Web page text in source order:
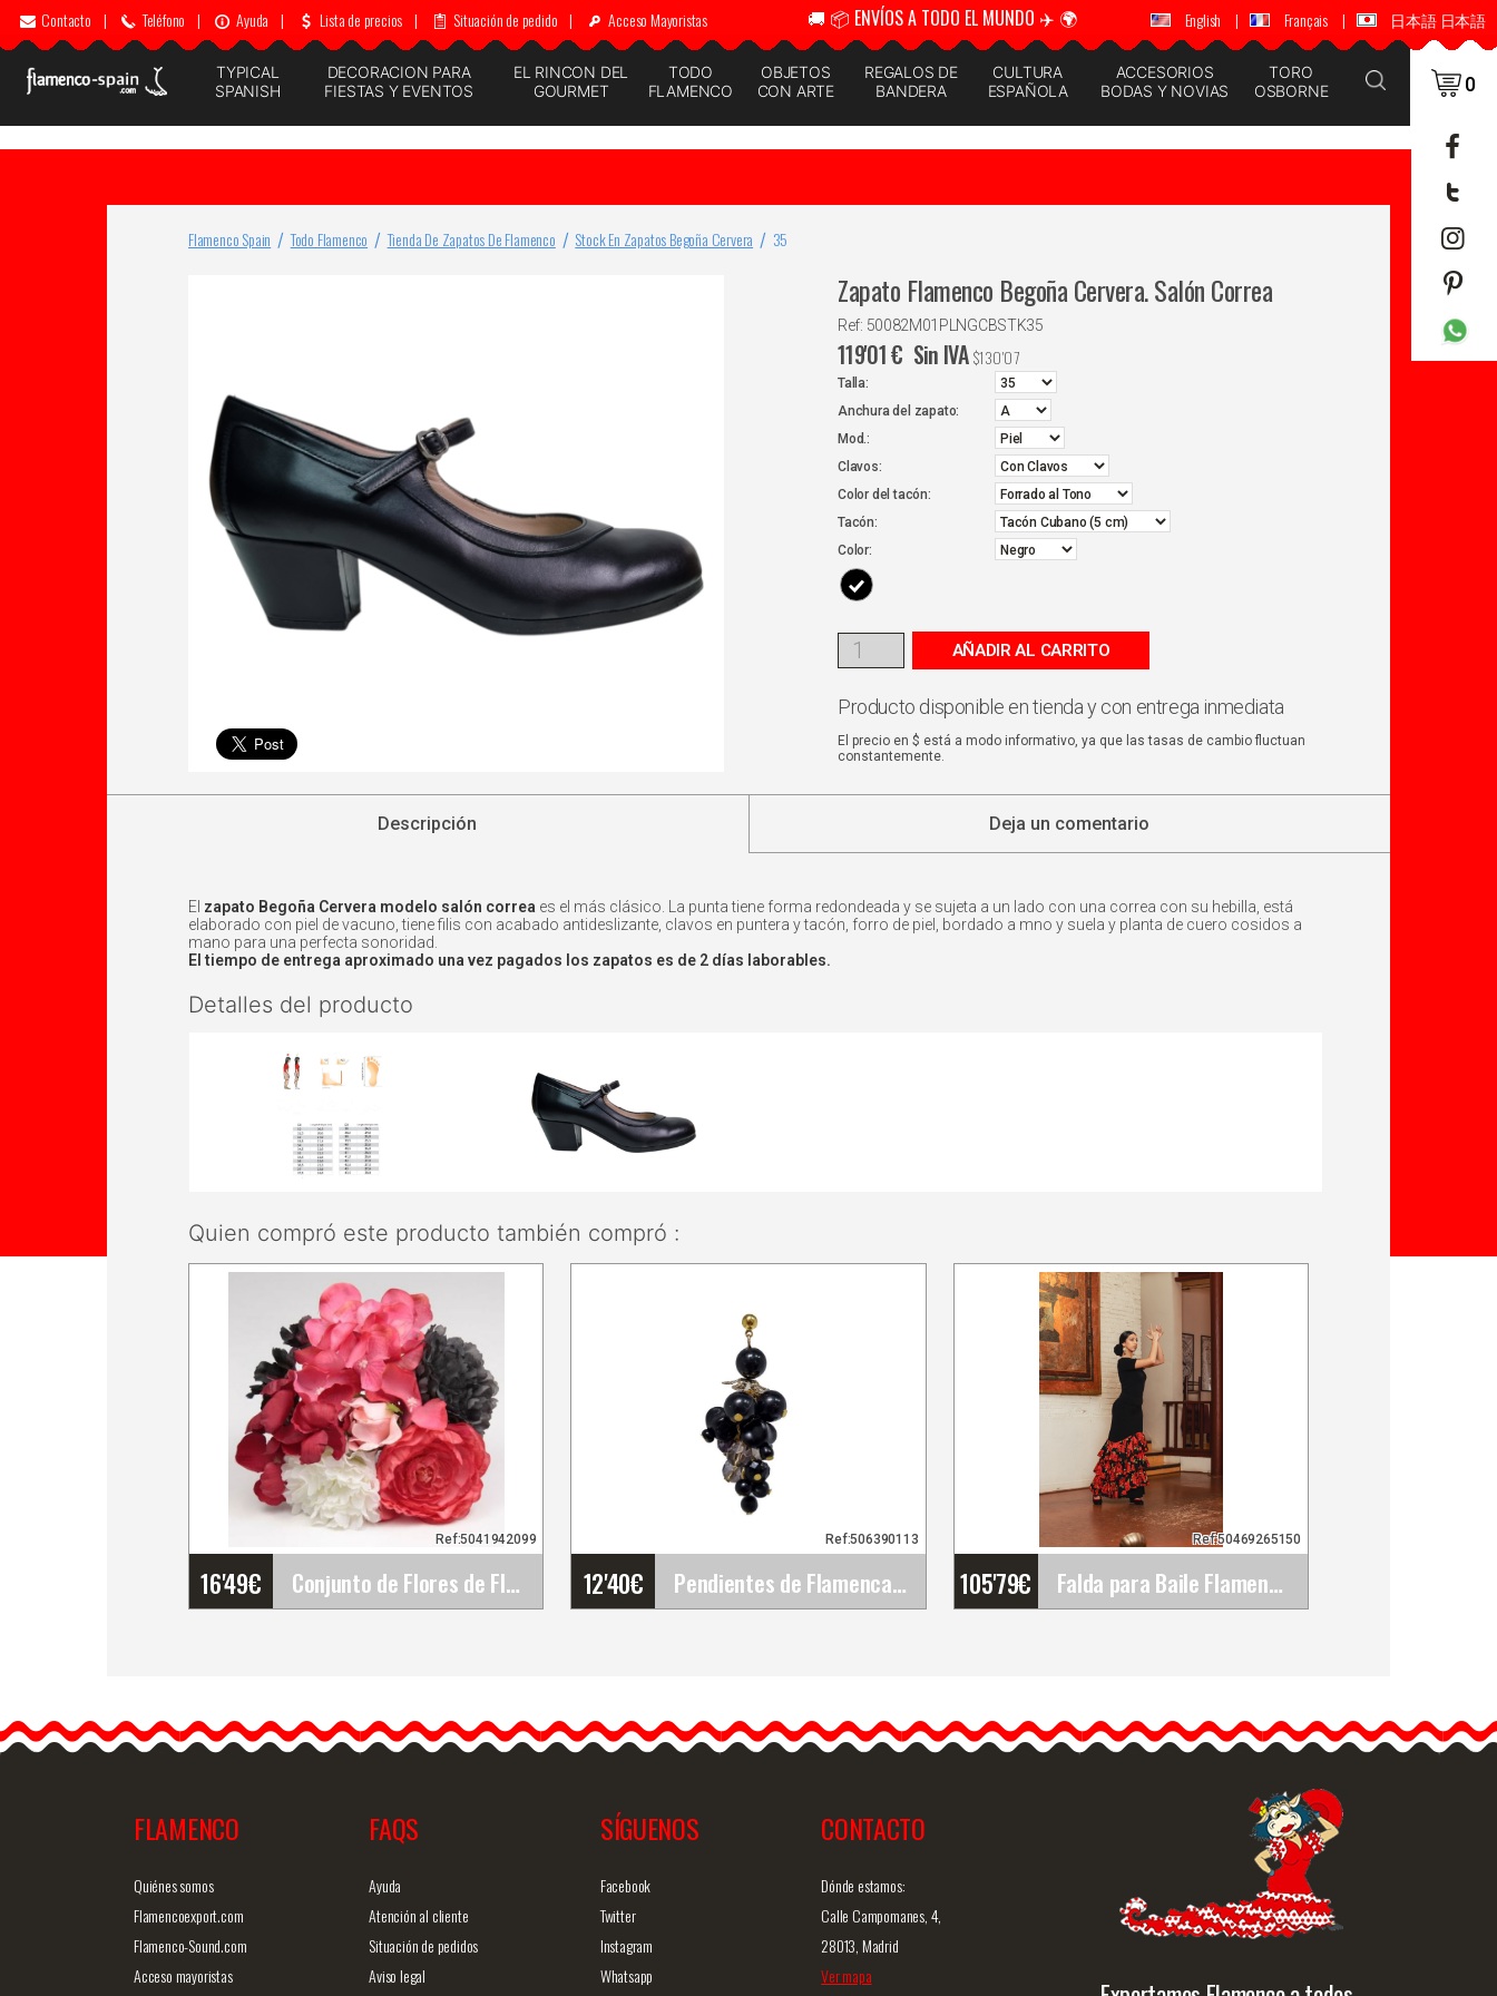
Contacto | Teléfono | Ayuda | Lista de precios | Situación de pedido | Acceso Mayoristas 🚚 📦 ENVÍOS A TODO EL MUNDO ✈️ 🌍 🚚 📦 ENVÍOS A TODO EL MUNDO ✈️ 🌍
English | Français | 日本語 日本語
TYPICAL
SPANISH
DECORACION PARA
FIESTAS Y EVENTOS
EL RINCON DEL
GOURMET
TODO
FLAMENCO
OBJETOS
CON ARTE
REGALOS DE
BANDERA
CULTURA
ESPAÑOLA
ACCESORIOS
BODAS Y NOVIAS
TORO
OSBORNE
0
Flamenco Spain Todo Flamenco Tienda De Zapatos De Flamenco Stock En Zapatos Begoña Cervera 35
Zapato Flamenco Begoña Cervera. Salón Correa
Ref: 50082M01PLNGCBSTK35
119'01€ Sin IVA $130'07
Talla:
Anchura del zapato:
Mod.:
Clavos:
Color del tacón:
Tacón:
Color:
AÑADIR AL CARRITO
Producto disponible en tienda y con entrega inmediata
El precio en $ está a modo informativo, ya que las tasas de cambio fluctuan
constantemente.
Descripción Deja un comentario
El zapato Begoña Cervera modelo salón correa es el más clásico. La punta tiene forma redondeada y se sujeta a un lado con una correa con su hebilla, está
elaborado con piel de vacuno, tiene filis con acabado antideslizante, clavos en puntera y tacón, forro de piel, bordado a mno y suela y planta de cuero cosidos a
mano para una perfecta sonoridad.
El tiempo de entrega aproximado una vez pagados los zapatos es de 2 días laborables.
Detalles del producto
Quien compró este producto también compró :
16'49€ Conjunto de Flores de Flamenca (Ramillete).&hellip;
Ref:5041942099
Rosalba
Verte favorecida es lo
12'40€ Pendientes de Flamenca Originales
Ref:506390113
Los pendientes de
flamenca son vistosos e
105'79€ Falda para Baile Flamenco Jerez Crespón. Davedans
Ref:50469265150
Falda ajustada con fajin.
Costura en el…
Vista rápida
FLAMENCO
Quiénes somos
Flamencoexport.com
Flamenco-Sound.com
Acceso mayoristas
FAQS
Ayuda
Atención al cliente
Situación de pedidos
Aviso legal
SÍGUENOS
Facebook
Twitter
Instagram
Whatsapp
CONTACTO
Dónde estamos:
Calle Campomanes, 4,
28013, Madrid
Ver mapa